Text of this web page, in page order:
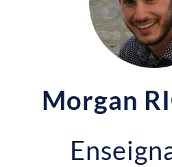
Morgan